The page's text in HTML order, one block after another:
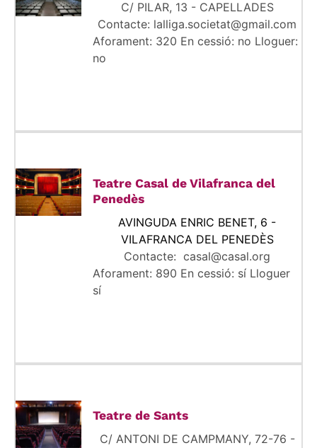
C/ PILAR, 13 - CAPELLADES
Contacte: lalliga.societat@gmail.com
Aforament: 320 En cessió: no Lloguer:
no
Teatre Casal de Vilafranca del
Penedès
AVINGUDA ENRIC BENET, 6 -
VILAFRANCA DEL PENEDÈS
Contacte: casal@casal.org
Aforament: 890 En cessió: sí Lloguer
sí
Teatre de Sants
C/ ANTONI DE CAMPMANY, 72-76 -